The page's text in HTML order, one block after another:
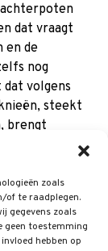
zoals
of te raadplegen.
gegevens zoals
geen toestemming
hebben op
dat vraagt
en de
nog
volgens
steekt
brengt
en laat
Maar als
brengt ze
voordat ze
ondergrond.